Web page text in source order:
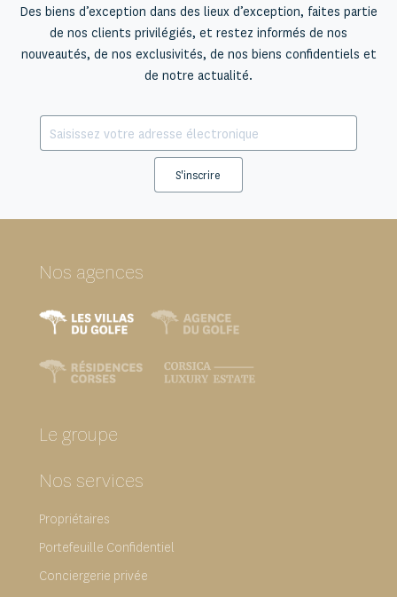
Des biens d’exception dans des lieux d’exception, faites partie
de nos clients privilégiés, et restez informés de nos
nouveautés, de nos exclusivités, de nos biens confidentiels et
de notre actualité.
S'inscrire
Nos agences
Le groupe
Nos services
Propriétaires
Portefeuille Confidentiel
Conciergerie privée